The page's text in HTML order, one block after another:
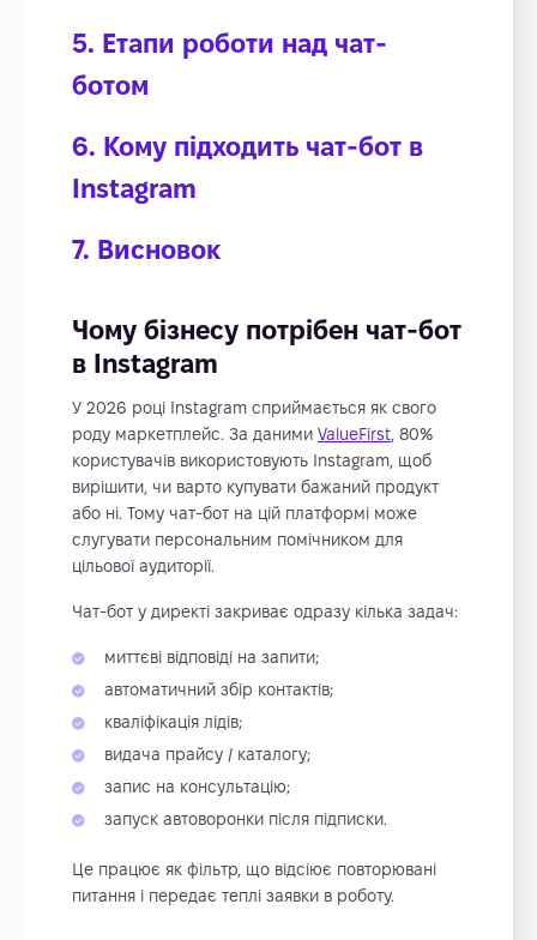
5. Етапи роботи над чат-
ботом
6. Кому підходить чат-бот в
Instagram
7. Висновок
Чому бізнесу потрібен чат-бот
в Instagram
У 2026 році Instagram сприймається як свого
роду маркетплейс. За даними ValueFirst, 80%
користувачів використовують Instagram, щоб
вирішити, чи варто купувати бажаний продукт
або ні. Тому чат-бот на цій платформі може
слугувати персональним помічником для
цільової аудиторії.
Чат-бот у директі закриває одразу кілька задач:
миттєві відповіді на запити;
автоматичний збір контактів;
кваліфікація лідів;
видача прайсу / каталогу;
запис на консультацію;
запуск автоворонки після підписки.
Це працює як фільтр, що відсіює повторювані
питання і передає теплі заявки в роботу.